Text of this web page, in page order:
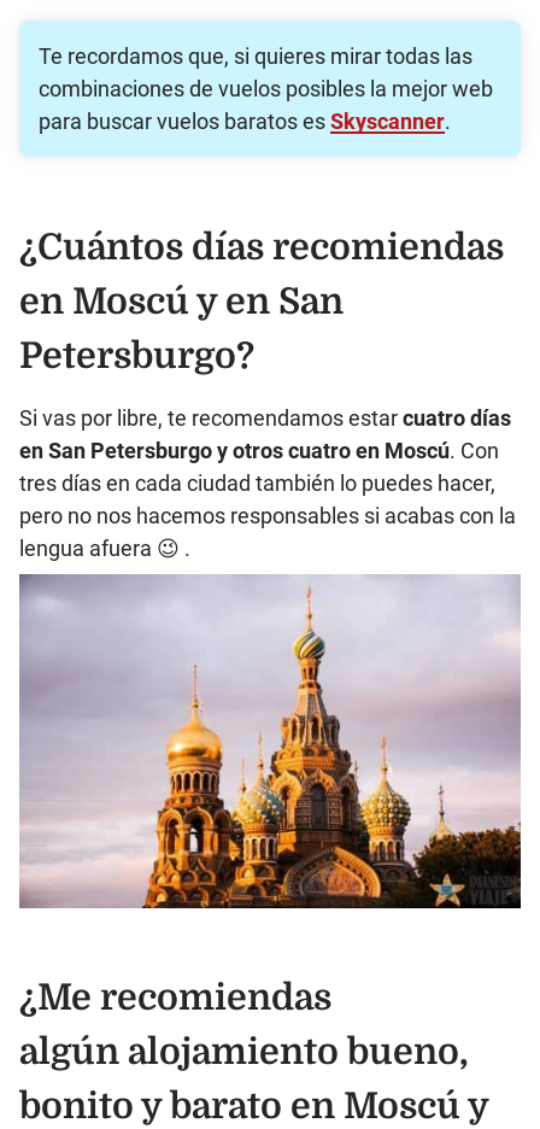
Te recordamos que, si quieres mirar todas las
combinaciones de vuelos posibles la mejor web
para buscar vuelos baratos esSkyscanner.
¿Cuántos días recomiendas
en Moscú y en San
Petersburgo?
Si vas por libre, te recomendamos estarcuatro días
en San Petersburgo y otros cuatro en Moscú. Con
tres días en cada ciudad también lo puedes hacer,
pero no nos hacemos responsables si acabas con la
lengua afuera 😉 .
¿Me recomiendas
algún alojamiento bueno,
bonito y barato en Moscú y